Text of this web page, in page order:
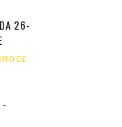
26-
DE
-